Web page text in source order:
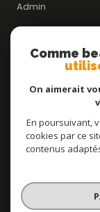
Admin
Réalisé
Comme
On aimerait
En poursuivant,
cookies par ce
contenus